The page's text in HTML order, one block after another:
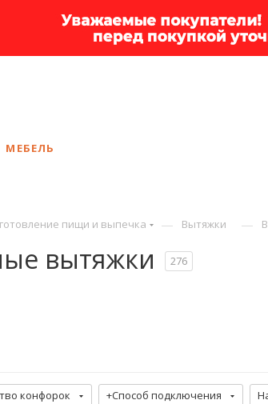
МЕБЕЛЬ
пищи и выпечка — Вытяжки —
вытяжки 276
конфорок +Способ подключения